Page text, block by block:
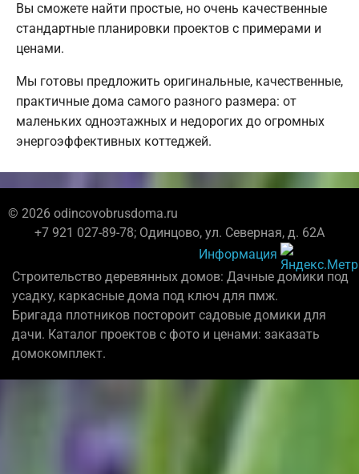
Вы сможете найти простые, но очень качественные
стандартные планировки проектов с примерами и
ценами.
Мы готовы предложить оригинальные, качественные,
практичные дома самого разного размера: от
маленьких одноэтажных и недорогих до огромных
энергоэффективных коттеджей.
© 2026 odincovobrusdoma.ru
+7 921 027-89-78; Одинцово, ул. Северная, д. 62А
Информация
Строительство деревянных домов: Дачные домики под
усадку, каркасные дома под ключ для пмж.
Бригада плотников постороит садовые домики для
дачи. Каталог проектов с фото и ценами: заказать
домокомплект.